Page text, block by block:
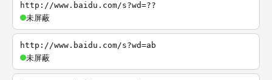
http://www.baidu.com/s?wd=??
未屏蔽
http://www.baidu.com/s?wd=ab
未屏蔽